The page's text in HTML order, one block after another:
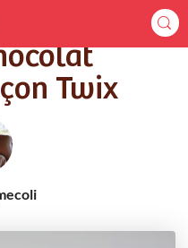
caramel façon Twix
Twix